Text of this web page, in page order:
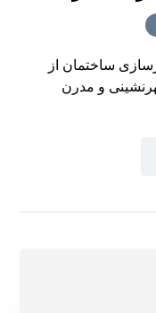
ساختمان از
و مدرن